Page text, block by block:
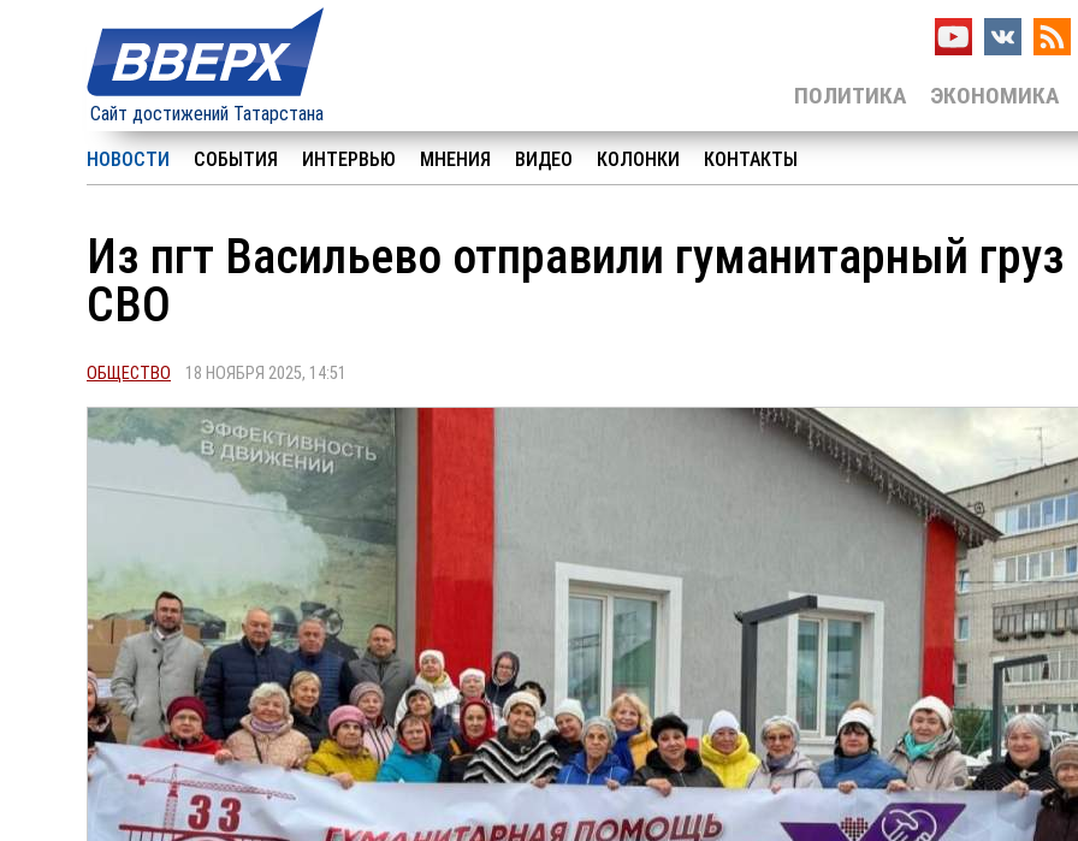
Сайт достижений Татарстана
ЭКОНОМИКА
ПОЛИТИКА
НОВОСТИ СОБЫТИЯ ИНТЕРВЬЮ МНЕНИЯ ВИДЕО КОЛОНКИ КОНТАКТЫ
Из пгт Васильево отправили гуманитарный груз
СВО
ОБЩЕСТВО 18 НОЯБРЯ 2025, 14:51